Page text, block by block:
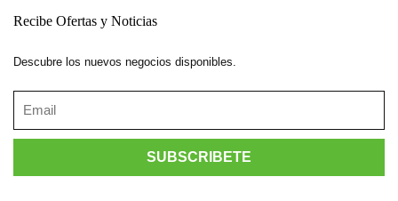
Recibe Ofertas y Noticias
Descubre los nuevos negocios disponibles.